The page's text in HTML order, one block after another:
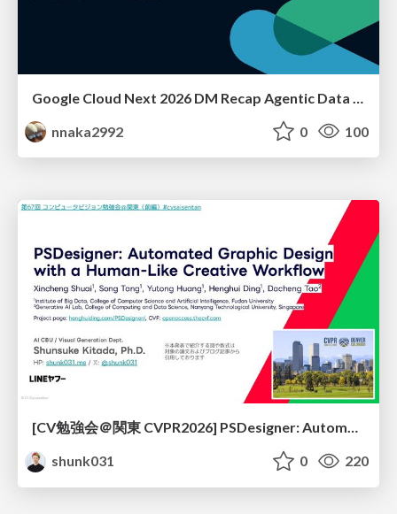
nnaka2992
0 100
[CV勉強会＠関東 CVPR2026] PSDesigner: Automated Graphic Design with a Human-Like Creative Workflow / kantocv 67th CVPR 2026
shunk031
0 220